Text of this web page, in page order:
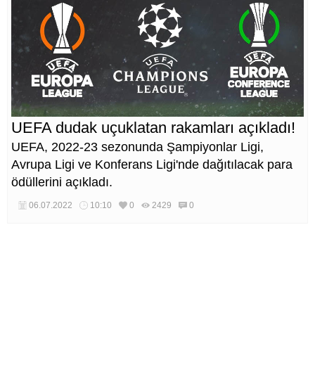
UEFA dudak uçuklatan rakamları açıkladı!
UEFA, 2022-23 sezonunda Şampiyonlar Ligi,
Avrupa Ligi ve Konferans Ligi'nde dağıtılacak para
ödüllerini açıkladı.
06.07.2022 10:10 0 2429 0